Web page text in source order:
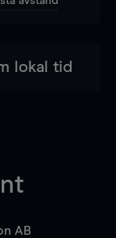
lokal tid
AB